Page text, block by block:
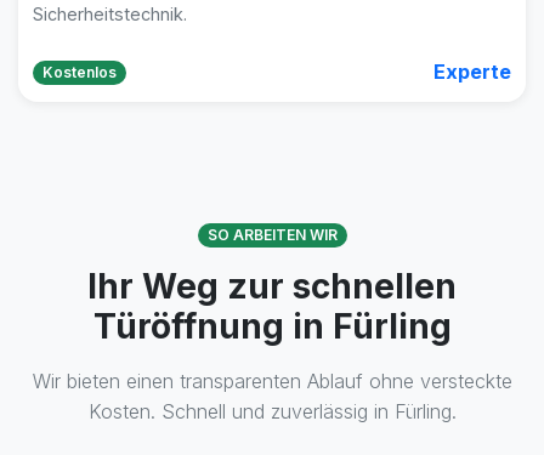
Sicherheitstechnik.
Kostenlos Experte
SO ARBEITEN WIR
Ihr Weg zur schnellen
Türöffnung in Fürling
Wir bieten einen transparenten Ablauf ohne versteckte
Kosten. Schnell und zuverlässig in Fürling.